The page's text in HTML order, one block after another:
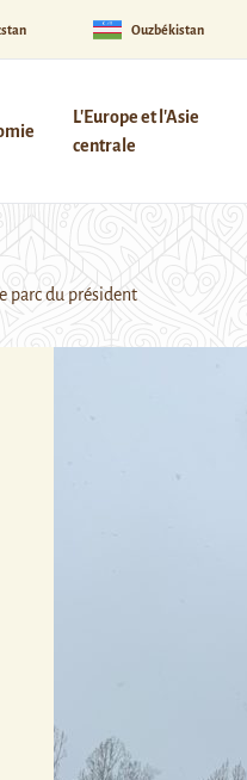
Ouzbékistan
L'Europe et l'Asie
centrale
parc du président